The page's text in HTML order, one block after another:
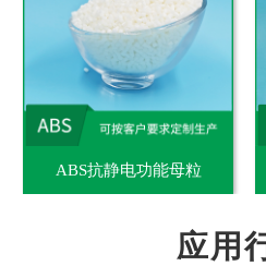
ABS抗静电功能母粒
应用